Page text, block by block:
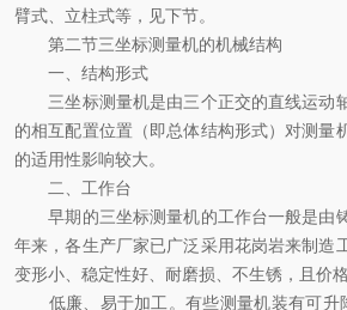
臂式、立柱式等，见下节。
第二节三坐标测量机的机械结构
一、结构形式
三坐标测量机是由三个正交的直线运动
的相互配置位置（即总体结构形式）对测量
的适用性影响较大。
二、工作台
早期的三坐标测量机的工作台一般是由
年来，各生产厂家已广泛采用花岗岩来制造
变形小、稳定性好、耐磨损、不生锈，且价格
低廉、易于加工。有些测量机装有可升